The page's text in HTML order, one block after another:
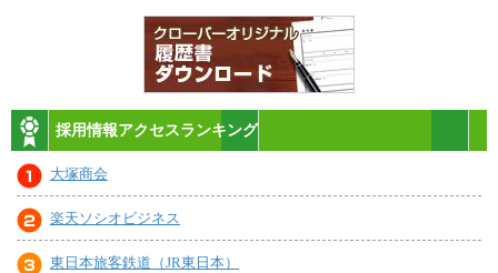
採用情報アクセスランキング
大塚商会
楽天ソシオビジネス
東日本旅客鉄道（JR東日本）